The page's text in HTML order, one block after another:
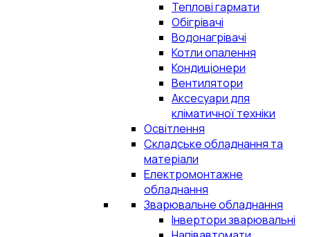
Теплові гармати
Обігрівачі
Водонагрівачі
Котли опалення
Кондиціонери
Вентилятори
Аксесуари для
кліматичної техніки
Освітлення
Складське обладнання та
матеріали
Електромонтажне
обладнання
Зварювальне обладнання
Інвертори зварювальні